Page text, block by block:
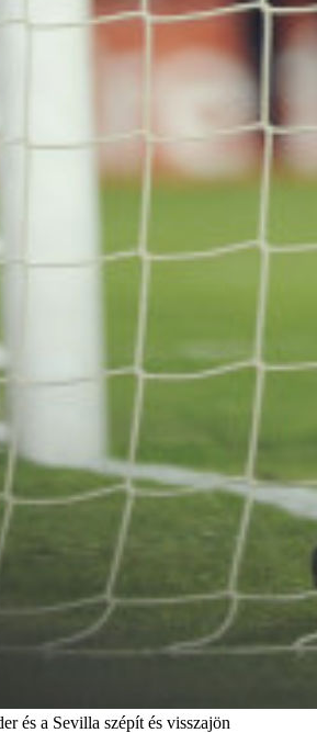
és a Sevilla szépít és visszajön